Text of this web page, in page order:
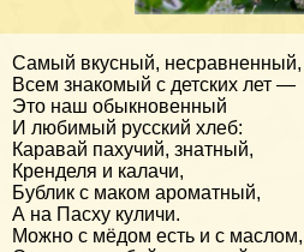
Самый вкусный, несравненный,
Всем знакомый с детских лет —
Это наш обыкновенный
И любимый русский хлеб:
Каравай пахучий, знатный,
Кренделя и калачи,
Бублик с маком ароматный,
А на Пасху куличи.
Можно с мёдом есть и с маслом,